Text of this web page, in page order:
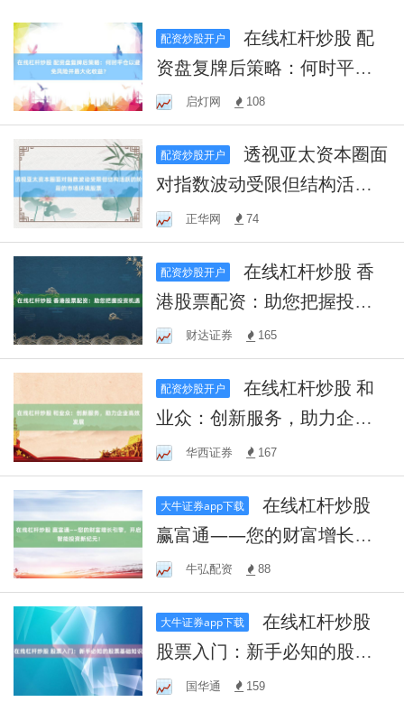
配资炒股开户
在线杠杆炒股 配
资盘复牌后策略：何时平仓
以避免风险并最大化收益？
启灯网 108
配资炒股开户
透视亚太资本圈面
对指数波动受限但结构活跃
的阶段的市场环境股票
正华网 74
配资炒股开户
在线杠杆炒股 香
港股票配资：助您把握投资
机遇财达证券 165
配资炒股开户
在线杠杆炒股 和
业众：创新服务，助力企业
高效发展
华西证券 167
大牛证券app下载
在线杠杆炒股
赢富通——您的财富增长引
擎，开启智能投资新纪元！
牛弘配资 88
大牛证券app下载
在线杠杆炒股
股票入门：新手必知的股票
基础知识
国华通 159